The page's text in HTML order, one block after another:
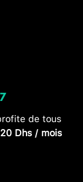
de tous
Dhs / mois